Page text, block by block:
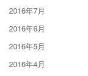
2016年7月
2016年6月
2016年5月
2016年4月